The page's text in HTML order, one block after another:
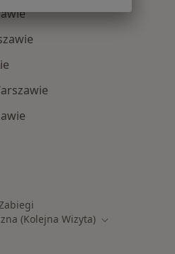
(Kolejna Wizyta) Zmień miasto